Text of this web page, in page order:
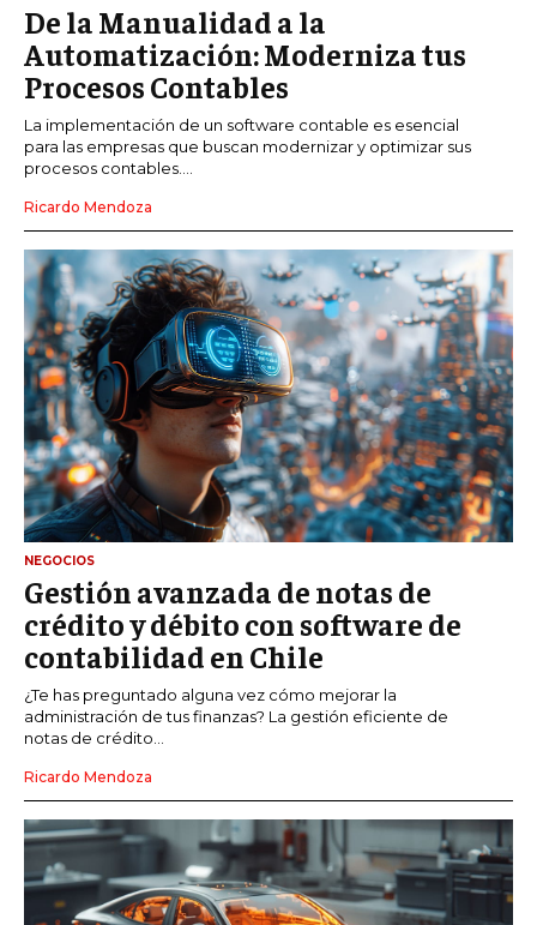
De la Manualidad a la
Automatización: Moderniza tus
Procesos Contables
La implementación de un software contable es esencial
para las empresas que buscan modernizar y optimizar sus
procesos contables....
Ricardo Mendoza
NEGOCIOS
Gestión avanzada de notas de
crédito y débito con software de
contabilidad en Chile
¿Te has preguntado alguna vez cómo mejorar la
administración de tus finanzas? La gestión eficiente de
notas de crédito...
Ricardo Mendoza